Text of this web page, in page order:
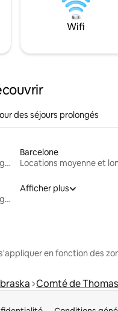
Wifi
des séjours prolongés
Locations moyenne et longue durée
Barcelone
Locations moyenne et longue durée
Afficher plus
en fonction des
Comté de Thomas